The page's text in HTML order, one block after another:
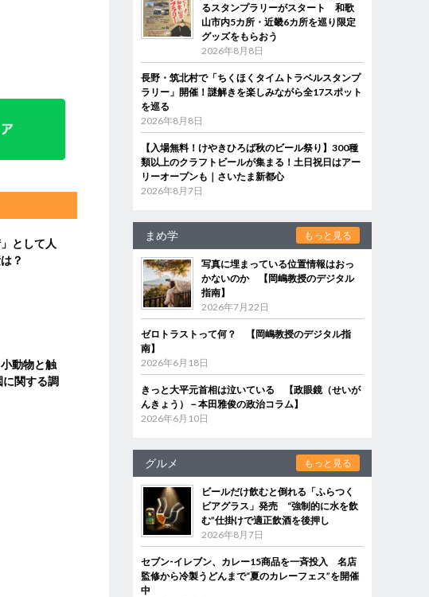
として人
？
動物と触
関する調
るスタンプラリーがスタート 和歌
山市内5カ所・近畿6カ所を巡り限定
グッズをもらおう
2026年8月8日
長野・筑北村で「ちくほくタイムトラベルスタンプ
ラリー」開催！謎解きを楽しみながら全17スポット
を巡る
2026年8月8日
【入場無料！けやきひろば秋のビール祭り】300種
類以上のクラフトビールが集まる！土日祝日はアー
リーオープンも｜さいたま新都心
2026年8月7日
まめ学 もっと見る
写真に埋まっている位置情報はおっ
かないのか 【岡嶋教授のデジタル
指南】
2026年7月22日
ゼロトラストって何？ 【岡嶋教授のデジタル指
南】
2026年6月18日
きっと大平元首相は泣いている 【政眼鏡（せいが
んきょう）－本田雅俊の政治コラム】
2026年6月10日
グルメ もっと見る
ビールだけ飲むと倒れる「ふらつく
ビアグラス」発売 “強制的に水を飲
む”仕掛けで適正飲酒を後押し
2026年8月7日
セブン‐イレブン、カレー15商品を一斉投入 名店
監修から冷製うどんまで“夏のカレーフェス”を開催
中